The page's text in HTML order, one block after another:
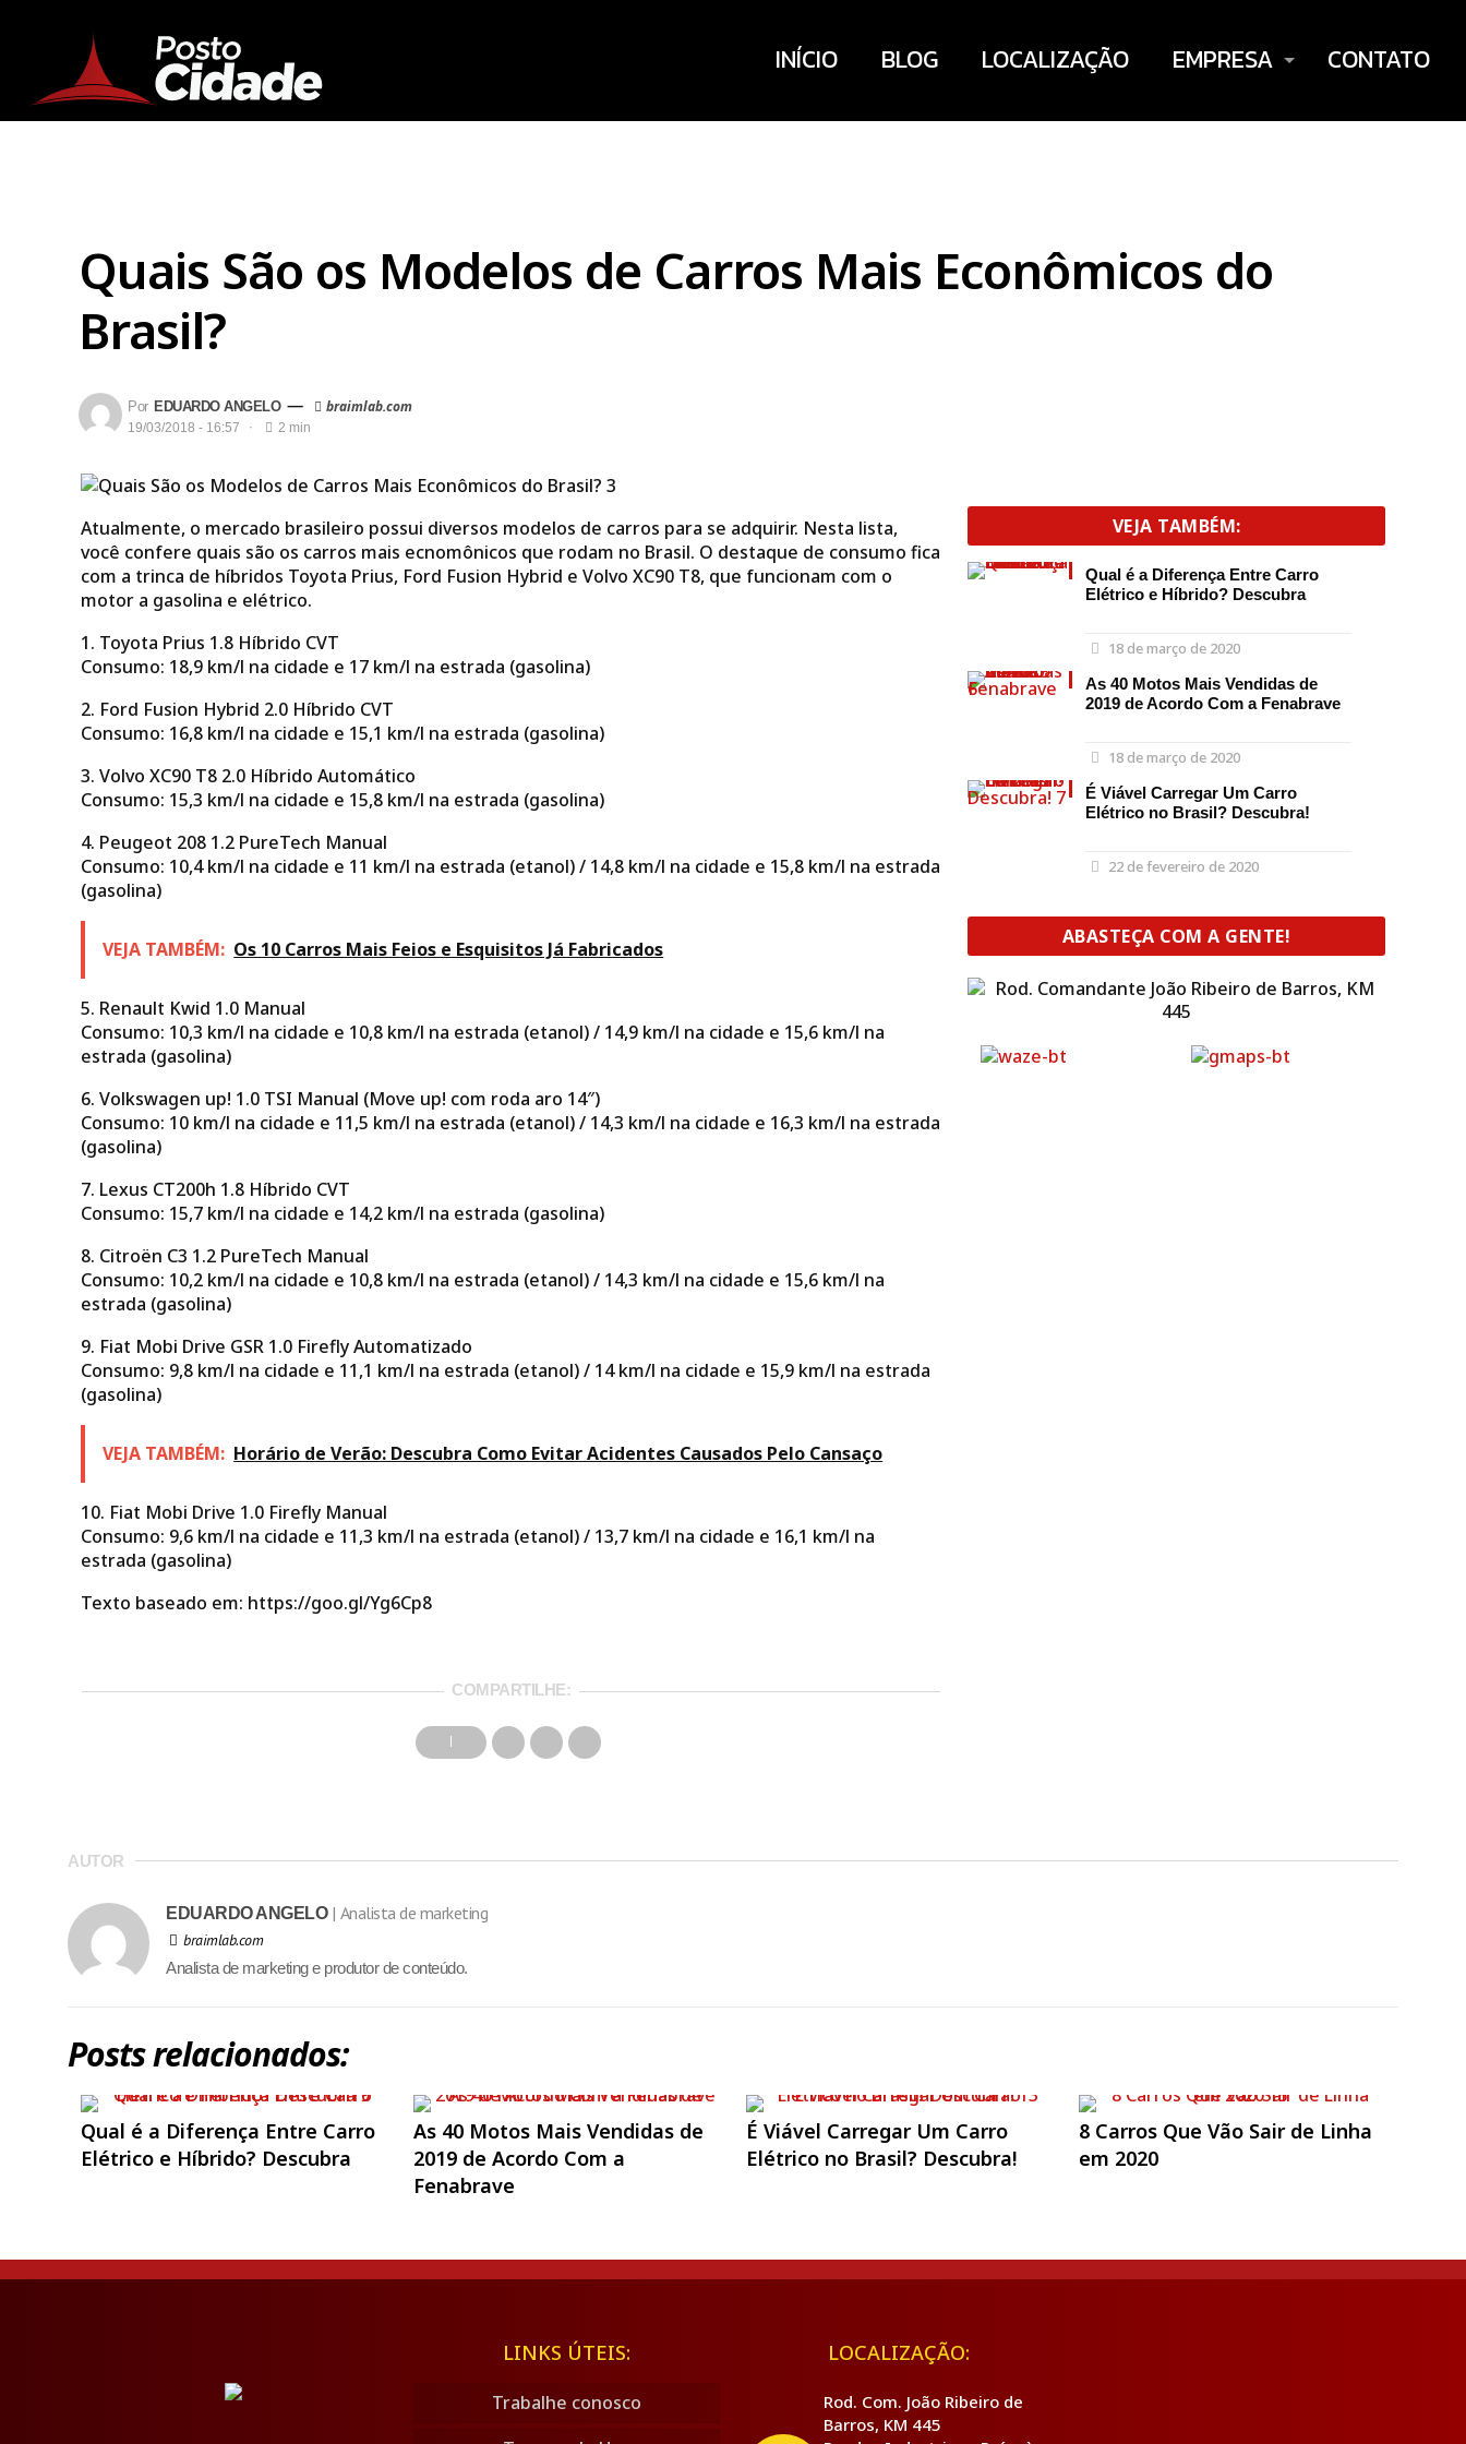
INÍCIO BLOG LOCALIZAÇÃO EMPRESA CONTATO
Quais São os Modelos de Carros Mais Econômicos do
Brasil?
Por EDUARDO ANGELO — braimlab.com
19/03/2018 - 16:57 2 min
Atualmente, o mercado brasileiro possui diversos modelos de carros para se adquirir. Nesta lista,
você confere quais são os carros mais ecnomônicos que rodam no Brasil. O destaque de consumo fica
com a trinca de híbridos Toyota Prius, Ford Fusion Hybrid e Volvo XC90 T8, que funcionam com o
motor a gasolina e elétrico.
1. Toyota Prius 1.8 Híbrido CVT
Consumo: 18,9 km/l na cidade e 17 km/l na estrada (gasolina)
2. Ford Fusion Hybrid 2.0 Híbrido CVT
Consumo: 16,8 km/l na cidade e 15,1 km/l na estrada (gasolina)
3. Volvo XC90 T8 2.0 Híbrido Automático
Consumo: 15,3 km/l na cidade e 15,8 km/l na estrada (gasolina)
4. Peugeot 208 1.2 PureTech Manual
Consumo: 10,4 km/l na cidade e 11 km/l na estrada (etanol) / 14,8 km/l na cidade e 15,8 km/l na estrada
(gasolina)
VEJA TAMBÉM: Os 10 Carros Mais Feios e Esquisitos Já Fabricados
5. Renault Kwid 1.0 Manual
Consumo: 10,3 km/l na cidade e 10,8 km/l na estrada (etanol) / 14,9 km/l na cidade e 15,6 km/l na
estrada (gasolina)
6. Volkswagen up! 1.0 TSI Manual (Move up! com roda aro 14″)
Consumo: 10 km/l na cidade e 11,5 km/l na estrada (etanol) / 14,3 km/l na cidade e 16,3 km/l na estrada
(gasolina)
7. Lexus CT200h 1.8 Híbrido CVT
Consumo: 15,7 km/l na cidade e 14,2 km/l na estrada (gasolina)
8. Citroën C3 1.2 PureTech Manual
Consumo: 10,2 km/l na cidade e 10,8 km/l na estrada (etanol) / 14,3 km/l na cidade e 15,6 km/l na
estrada (gasolina)
9. Fiat Mobi Drive GSR 1.0 Firefly Automatizado
Consumo: 9,8 km/l na cidade e 11,1 km/l na estrada (etanol) / 14 km/l na cidade e 15,9 km/l na estrada
(gasolina)
VEJA TAMBÉM: Horário de Verão: Descubra Como Evitar Acidentes Causados Pelo Cansaço
10. Fiat Mobi Drive 1.0 Firefly Manual
Consumo: 9,6 km/l na cidade e 11,3 km/l na estrada (etanol) / 13,7 km/l na cidade e 16,1 km/l na
estrada (gasolina)
Texto baseado em: https://goo.gl/Yg6Cp8
COMPARTILHE:
VEJA TAMBÉM:
Qual é a Diferença Entre Carro
Elétrico e Híbrido? Descubra
18 de março de 2020
As 40 Motos Mais Vendidas de
2019 de Acordo Com a Fenabrave
18 de março de 2020
É Viável Carregar Um Carro
Elétrico no Brasil? Descubra!
22 de fevereiro de 2020
ABASTEÇA COM A GENTE!
AUTOR
EDUARDO ANGELO Analista de marketing
braimlab.com
Analista de marketing e produtor de conteúdo.
Posts relacionados:
Qual é a Diferença Entre Carro
Elétrico e Híbrido? Descubra
As 40 Motos Mais Vendidas de
2019 de Acordo Com a
Fenabrave
É Viável Carregar Um Carro
Elétrico no Brasil? Descubra!
8 Carros Que Vão Sair de Linha
em 2020
LINKS ÚTEIS:
Trabalhe conosco
LOCALIZAÇÃO:
Rod. Com. João Ribeiro de
Barros, KM 445